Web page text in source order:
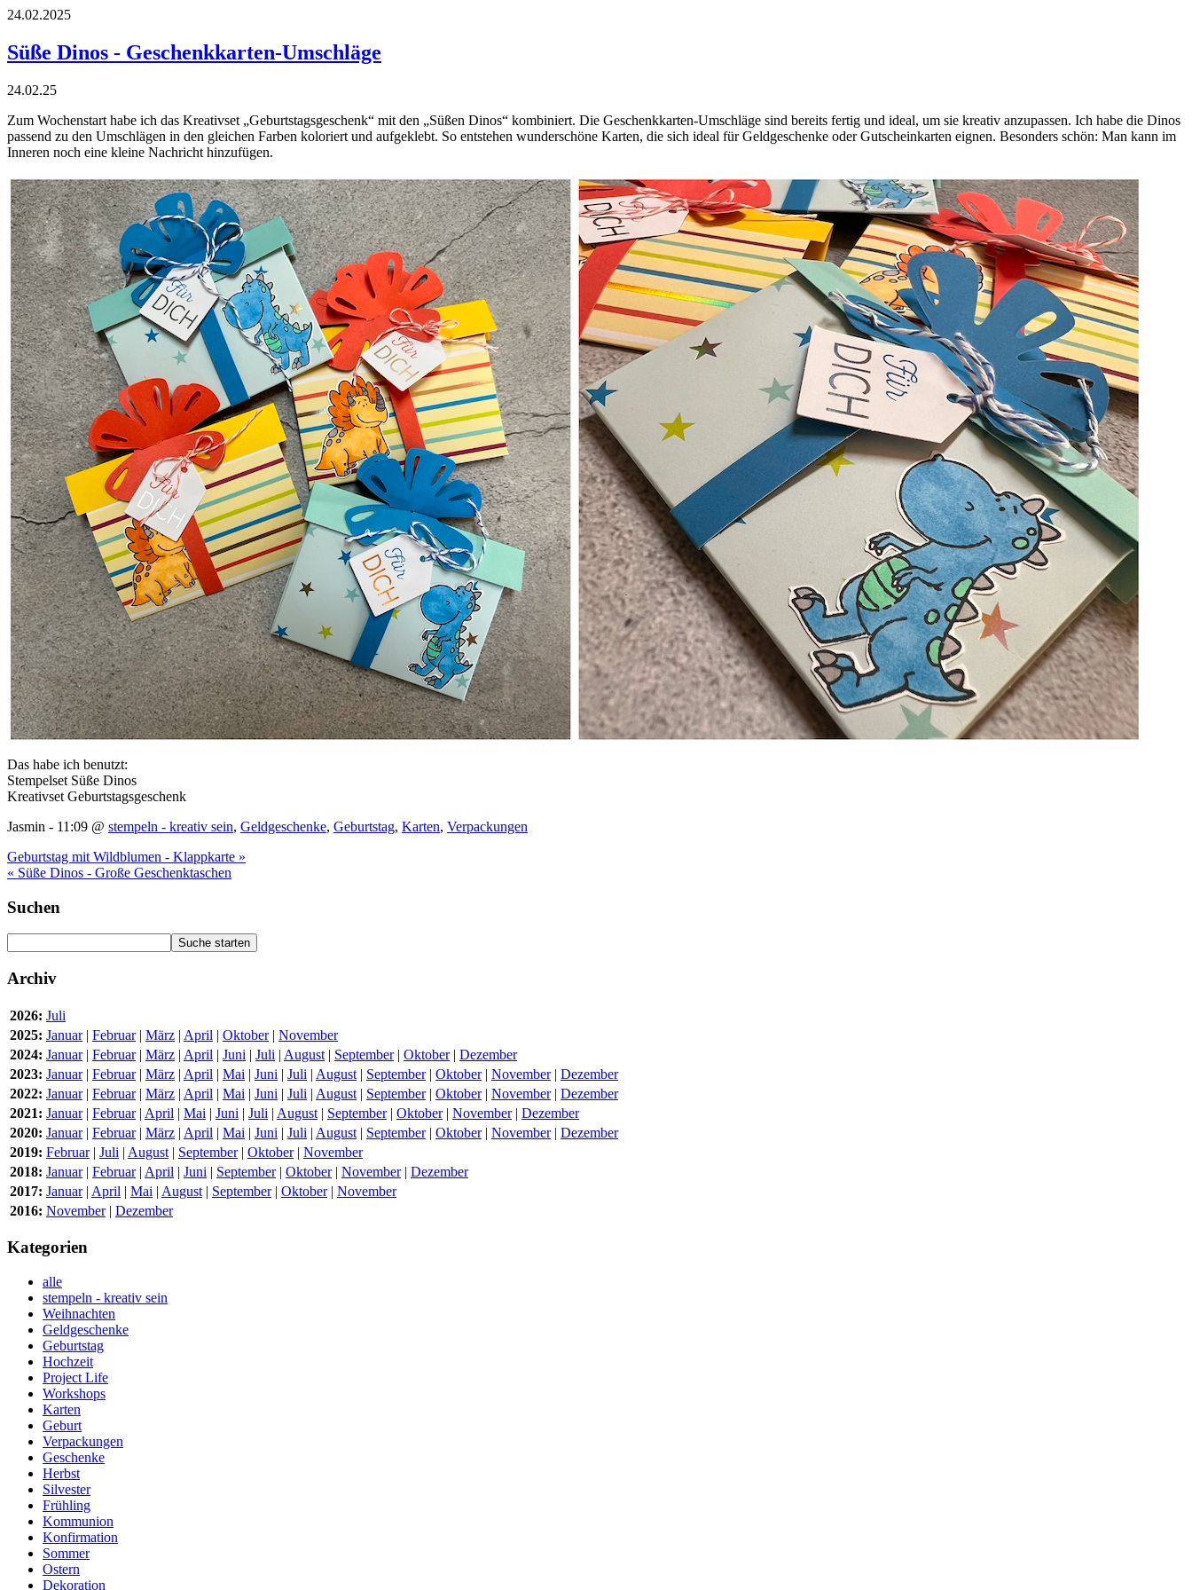
24.02.2025
Süße Dinos - Geschenkkarten-Umschläge
24.02.25
Zum Wochenstart habe ich das Kreativset „Geburtstagsgeschenk“ mit den „Süßen Dinos“ kombiniert. Die Geschenkkarten-Umschläge sind bereits fertig und ideal, um sie kreativ anzupassen. Ich habe die Dinos
passend zu den Umschlägen in den gleichen Farben koloriert und aufgeklebt. So entstehen wunderschöne Karten, die sich ideal für Geldgeschenke oder Gutscheinkarten eignen. Besonders schön: Man kann im
Inneren noch eine kleine Nachricht hinzufügen.
Das habe ich benutzt:
Stempelset Süße Dinos
Kreativset Geburtstagsgeschenk
Jasmin - 11:09 @ stempeln - kreativ sein, Geldgeschenke, Geburtstag, Karten, Verpackungen
Geburtstag mit Wildblumen - Klappkarte »
« Süße Dinos - Große Geschenktaschen
Suchen
Archiv
2026: Juli
2025: Januar| Februar| März | April | Oktober| November
2024: Januar| Februar| März | April | Juni | Juli | August | September| Oktober| Dezember
2023: Januar| Februar| März | April | Mai | Juni | Juli | August | September| Oktober| November| Dezember
2022: Januar| Februar| März | April | Mai | Juni | Juli | August | September| Oktober| November| Dezember
2021: Januar| Februar| April | Mai | Juni | Juli | August | September| Oktober| November| Dezember
2020: Januar| Februar| März | April | Mai | Juni | Juli | August | September| Oktober| November| Dezember
2019: Februar| Juli | August | September| Oktober| November
2018: Januar| Februar| April | Juni | September| Oktober| November| Dezember
2017: Januar| April | Mai | August | September| Oktober| November
2016: November| Dezember
Kategorien
alle
stempeln - kreativ sein
Weihnachten
Geldgeschenke
Geburtstag
Hochzeit
Project Life
Workshops
Karten
Geburt
Verpackungen
Geschenke
Herbst
Silvester
Frühling
Kommunion
Konfirmation
Sommer
Ostern
Dekoration